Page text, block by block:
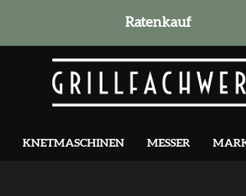
Ratenkauf
KNETMASCHINEN MESSER